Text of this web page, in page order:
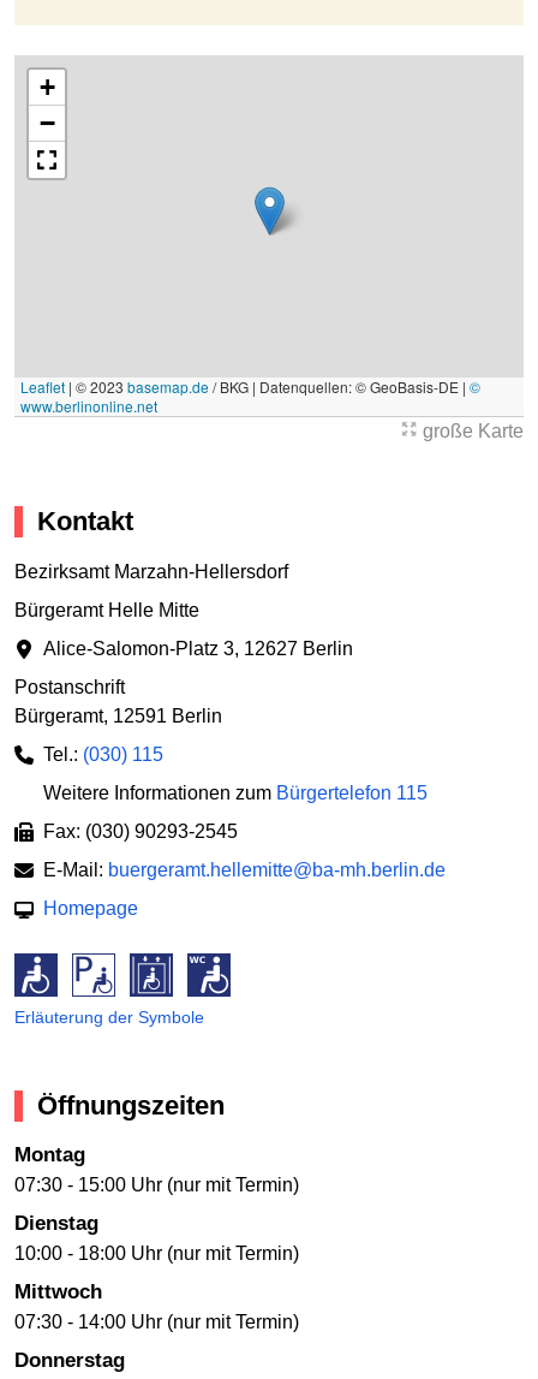
+
−
Leaflet | © 2023 basemap.de/ BKG | Datenquellen: © GeoBasis-DE | ©
www.berlinonline.net
große Karte
Kontakt
Bezirksamt Marzahn-Hellersdorf
Bürgeramt Helle Mitte
Alice-Salomon-Platz 3, 12627 Berlin
Postanschrift
Bürgeramt, 12591 Berlin
Tel.: (030) 115
Weitere Informationen zum Bürgertelefon 115
Fax: (030) 90293-2545
E-Mail: buergeramt.hellemitte@ba-mh.berlin.de
Homepage
Erläuterung der Symbole
Öffnungszeiten
Montag
07:30 - 15:00 Uhr (nur mit Termin)
Dienstag
10:00 - 18:00 Uhr (nur mit Termin)
Mittwoch
07:30 - 14:00 Uhr (nur mit Termin)
Donnerstag